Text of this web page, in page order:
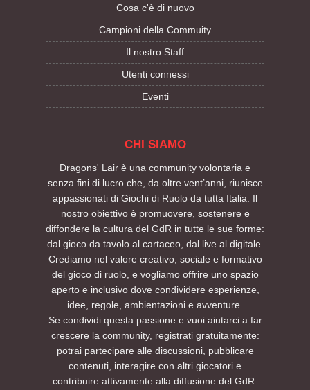
Cosa c'è di nuovo
Campioni della Commuity
Il nostro Staff
Utenti connessi
Eventi
CHI SIAMO
Dragons' Lair è una community volontaria e
senza fini di lucro che, da oltre vent’anni, riunisce
appassionati di Giochi di Ruolo da tutta Italia. Il
nostro obiettivo è promuovere, sostenere e
diffondere la cultura del GdR in tutte le sue forme:
dal gioco da tavolo al cartaceo, dal live al digitale.
Crediamo nel valore creativo, sociale e formativo
del gioco di ruolo, e vogliamo offrire uno spazio
aperto e inclusivo dove condividere esperienze,
idee, regole, ambientazioni e avventure.
Se condividi questa passione e vuoi aiutarci a far
crescere la community, registrati gratuitamente:
potrai partecipare alle discussioni, pubblicare
contenuti, interagire con altri giocatori e
contribuire attivamente alla diffusione del GdR.